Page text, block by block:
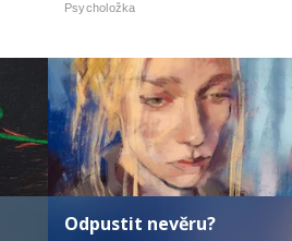
Psycholožka
Odpustit nevěru?